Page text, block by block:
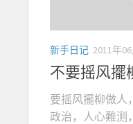
新手日记 2011年
不要摇风擺
要摇风擺柳做人
政治，人心難测